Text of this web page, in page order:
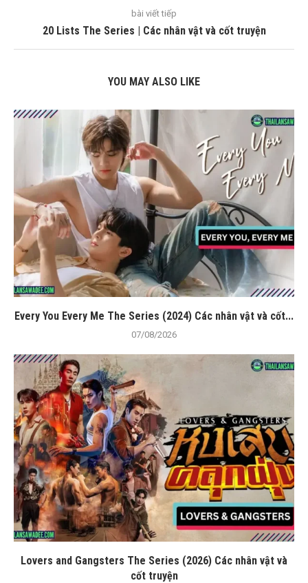
bài viết tiếp
20 Lists The Series | Các nhân vật và cốt truyện
YOU MAY ALSO LIKE
Every You Every Me The Series (2024) Các nhân vật và cốt...
07/08/2026
Lovers and Gangsters The Series (2026) Các nhân vật và
cốt truyện